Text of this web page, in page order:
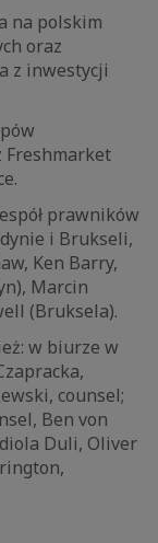
na polskim
oraz
z inwestycji
Freshmarket
prawników
i Brukseli,
Ken Barry,
Marcin
(Bruksela).
w biurze w
counsel;
Ben von
Duli, Oliver